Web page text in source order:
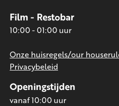
Openingstijden
vanaf 10:00 uur
Film - Restobar
10:00 - 01:00 uur
Onze huisregels/our
Privacybeleid